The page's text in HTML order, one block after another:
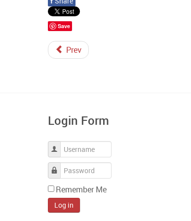
Save
Prev
Login Form
Username
Password
Remember Me
Log in